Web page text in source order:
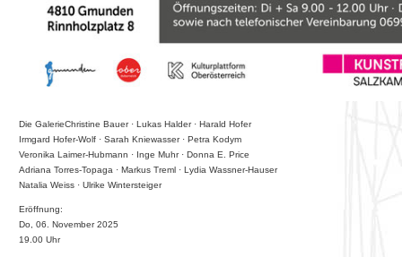
Die GalerieChristine Bauer · Lukas Halder · Harald Hofer
Irmgard Hofer-Wolf · Sarah Kniewasser · Petra Kodym
Veronika Laimer-Hubmann · Inge Muhr · Donna E. Price
Adriana Torres-Topaga · Markus Treml · Lydia Wassner-Hauser
Natalia Weiss · Ulrike Wintersteiger
Eröffnung:
Do, 06. November 2025
19.00 Uhr